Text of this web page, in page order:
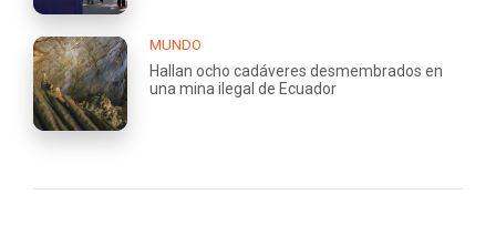
MUNDO
Hallan ocho cadáveres desmembrados en
una mina ilegal de Ecuador